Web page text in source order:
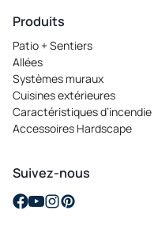
Produits
Patio + Sentiers
Allées
Systèmes muraux
Cuisines extérieures
Caractéristiques d’incendie
Accessoires Hardscape
Suivez-nous
opens in a new tab
opens in a new tab
opens in a new tab
opens in a new tab